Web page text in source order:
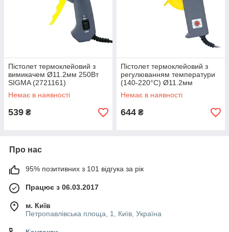
Пістолет термоклейовий з
вимикачем Ø11.2мм 250Вт
SIGMA (2721161)
Немає в наявності
539 ₴
Пістолет термоклейовий з
регулюванням температури
(140-220°C) Ø11.2мм
150(500)Вт SIGMA (2721221)
Немає в наявності
644 ₴
Про нас
95% позитивних з 101 відгука за рік
Працює з 06.03.2017
м. Київ
Петропавлівська площа, 1, Київ, Україна